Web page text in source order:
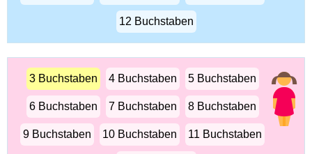
12 Buchstaben
3 Buchstaben 4 Buchstaben 5 Buchstaben
6 Buchstaben 7 Buchstaben 8 Buchstaben
9 Buchstaben 10 Buchstaben 11 Buchstaben